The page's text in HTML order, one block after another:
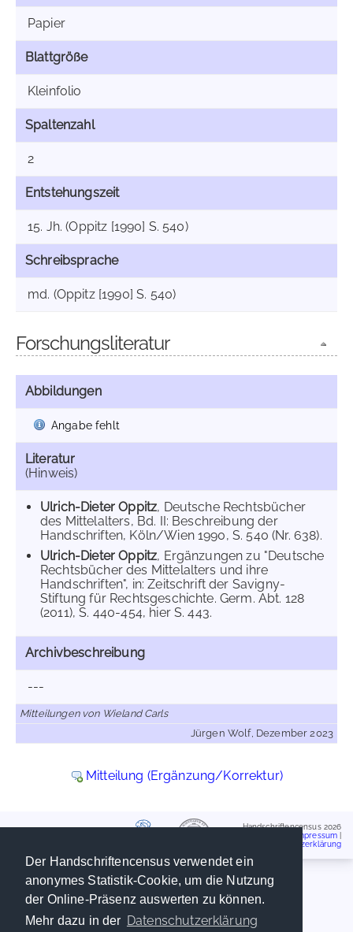
Der Handschriftencensus verwendet ein
anonymes Statistik-Cookie, um die Nutzung
der Online-Präsenz auswerten zu können.
Mehr dazu in der Datenschutzerklärung
Papier
Blattgröße
Kleinfolio
Spaltenzahl
2
Entstehungszeit
15. Jh. (Oppitz [1990] S. 540)
Schreibsprache
md. (Oppitz [1990] S. 540)
Forschungsliteratur
Abbildungen
Angabe fehlt
Literatur
(Hinweis)
Ulrich-Dieter Oppitz, Deutsche Rechtsbücher
des Mittelalters, Bd. II: Beschreibung der
Handschriften, Köln/Wien 1990, S. 540 (Nr. 638).
Ulrich-Dieter Oppitz, Ergänzungen zu "Deutsche
Rechtsbücher des Mittelalters und ihre
Handschriften", in: Zeitschrift der Savigny-
Stiftung für Rechtsgeschichte. Germ. Abt. 128
(2011), S. 440-454, hier S. 443.
Archivbeschreibung
---
Mitteilungen von Wieland Carls
Jürgen Wolf, Dezember 2023
Mitteilung (Ergänzung/Korrektur)
Handschriftencensus 2026
Impressum
Datenschutzerklärung